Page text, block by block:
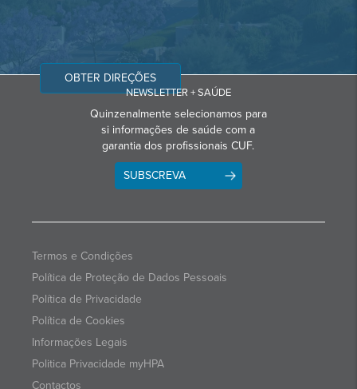
OBTER DIREÇÕES
NEWSLETTER + SAÚDE
Quinzenalmente selecionamos para
si informações de saúde com a
garantia dos profissionais CUF.
SUBSCREVA
Termos e Condições
Política de Proteção de Dados Pessoais
Política de Privacidade
Política de Cookies
Informações Legais
Politica Privacidade myHPA
Contactos